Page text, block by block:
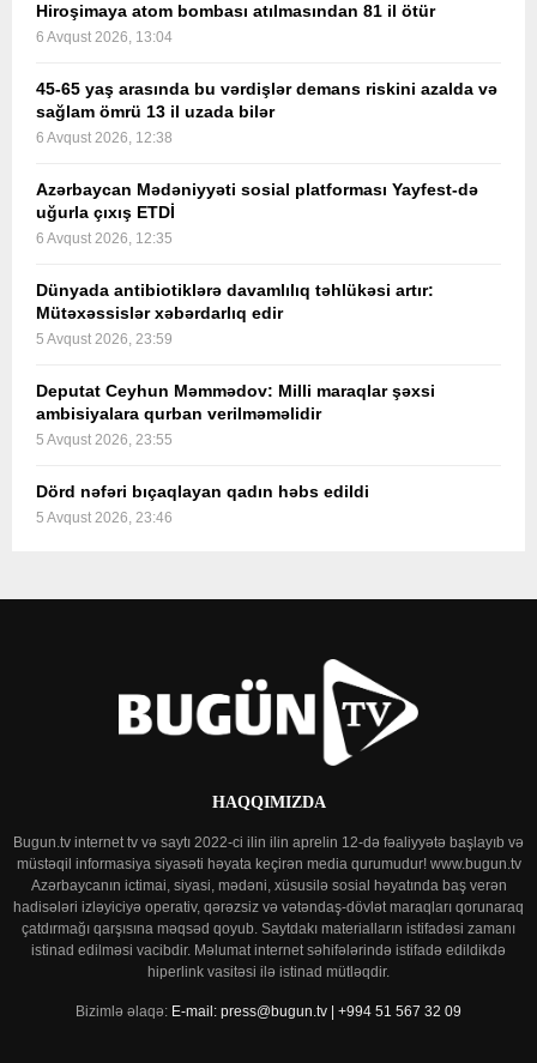
Hiroşimaya atom bombası atılmasından 81 il ötür
6 Avqust 2026, 13:04
45-65 yaş arasında bu vərdişlər demans riskini azalda və
sağlam ömrü 13 il uzada bilər
6 Avqust 2026, 12:38
Azərbaycan Mədəniyyəti sosial platforması Yayfest-də
uğurla çıxış ETDİ
6 Avqust 2026, 12:35
Dünyada antibiotiklərə davamlılıq təhlükəsi artır:
Mütəxəssislər xəbərdarlıq edir
5 Avqust 2026, 23:59
Deputat Ceyhun Məmmədov: Milli maraqlar şəxsi
ambisiyalara qurban verilməməlidir
5 Avqust 2026, 23:55
Dörd nəfəri bıçaqlayan qadın həbs edildi
5 Avqust 2026, 23:46
HAQQIMIZDA
Bugun.tv internet tv və saytı 2022-ci ilin ilin aprelin 12-də fəaliyyətə başlayıb və
müstəqil informasiya siyasəti həyata keçirən media qurumudur! www.bugun.tv
Azərbaycanın ictimai, siyasi, mədəni, xüsusilə sosial həyatında baş verən
hadisələri izləyiciyə operativ, qərəzsiz və vətəndaş-dövlət maraqları qorunaraq
çatdırmağı qarşısına məqsəd qoyub. Saytdakı materialların istifadəsi zamanı
istinad edilməsi vacibdir. Məlumat internet səhifələrində istifadə edildikdə
hiperlink vasitəsi ilə istinad mütləqdir.
Bizimlə əlaqə: E-mail: press@bugun.tv | +994 51 567 32 09